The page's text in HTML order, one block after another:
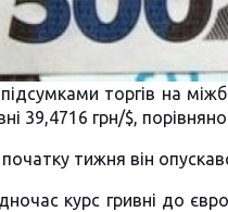
торгів на
39,4716 грн/$,
тижня він
курс гривні до